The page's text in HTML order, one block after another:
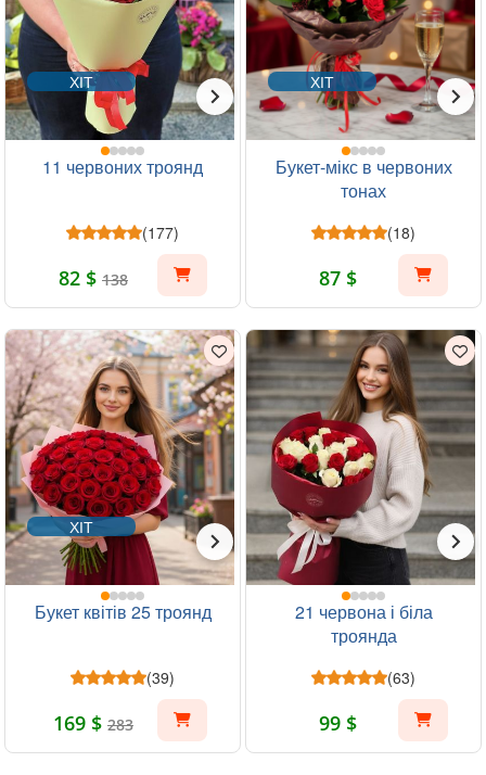
ХІТ
11 червоних троянд
(177)
82 $ 138
ХІТ
Букет-мікс в червоних
тонах
(18)
87 $
ХІТ
Букет квітів 25 троянд
(39)
169 $ 283
21 червона і біла
троянда
(63)
99 $